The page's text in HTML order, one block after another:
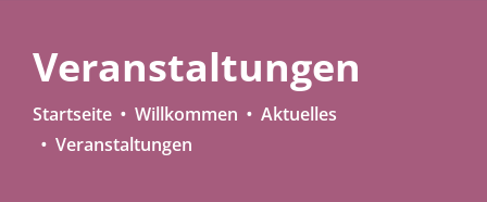
Veranstaltungen
Startseite Willkommen
Aktuelles
Veranstaltungen